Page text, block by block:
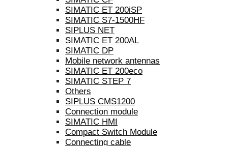
SIMATIC ET 200iSP
SIMATIC S7-1500HF
SIPLUS NET
SIMATIC ET 200AL
SIMATIC DP
Mobile network antennas
SIMATIC ET 200eco
SIMATIC STEP 7
Others
SIPLUS CMS1200
Connection module
SIMATIC HMI
Compact Switch Module
Connecting cable